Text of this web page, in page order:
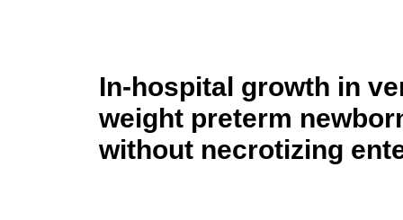
In-hospital growth in
weight preterm
without necrotizing